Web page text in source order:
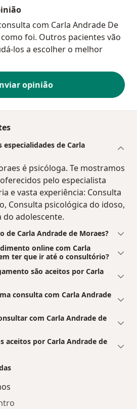
com Carla Andrade De
foi. Outros pacientes vão
los a escolher o melhor
opinião
especialidades de Carla
é psicóloga. Te mostramos
pelo especialista
e vasta experiência: Consulta
Consulta psicológica do idoso,
do adolescente.
de Carla Andrade de Moraes?
online com Carla
ter que ir até o consultório?
são aceitos por Carla
consulta com Carla Andrade
com Carla Andrade de
aceitos por Carla Andrade de